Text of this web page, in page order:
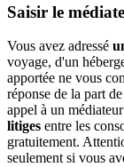
Saisir le
Vous avez adressé
voyage, d'un
apportée ne vous
réponse de la part
appel à un
litiges entre les
gratuitement.
seulement si vous